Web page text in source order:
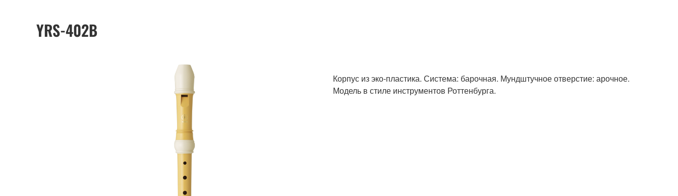
YRS-402B
Корпус из эко-пластика. Система: барочная. Мундштучное отверстие: арочное.
Модель в стиле инструментов Роттенбурга.